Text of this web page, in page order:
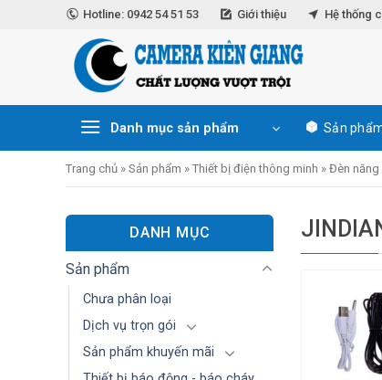
Hotline: 0942 54 51 53 Giới thiệu Hệ thống
Danh mục sản phẩm Sản
Trang chủ » Sản phẩm » Thiết bị điện thông minh » Đèn năng
DANH MỤC
Sản phẩm
Chưa phân loại
Dịch vụ trọn gói
Sản phẩm khuyến mãi